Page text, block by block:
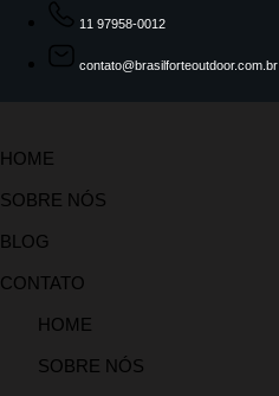
11 97958-0012
contato@brasilforteoutdoor.com.br
HOME
SOBRE NÓS
BLOG
CONTATO
HOME
SOBRE NÓS